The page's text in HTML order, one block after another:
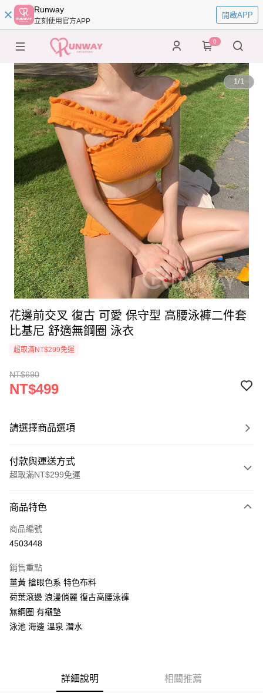
Runway
立刻使用官方APP
開啟APP
0
1/1
花邊前交叉 復古 可愛 保守型 高腰泳褲二件套
比基尼 舒適無鋼圈 泳衣
超取滿NT$299免運
NT$690
NT$499
請選擇商品選項
付款與運送方式
超取滿NT$299免運
信用卡一次付款
超商取貨付款
Apple Pay
街口支付
悠遊付
商品特色
商品編號
4503448
銷售重點
薑黃 搶眼色系 特色布料
荷葉滾邊 浪漫俏麗 復古高腰泳褲
無鋼圈 有襯墊
泳池 海邊 溫泉 潛水
詳細說明 相關推薦